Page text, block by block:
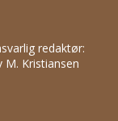
redaktør:
M. Kristiansen